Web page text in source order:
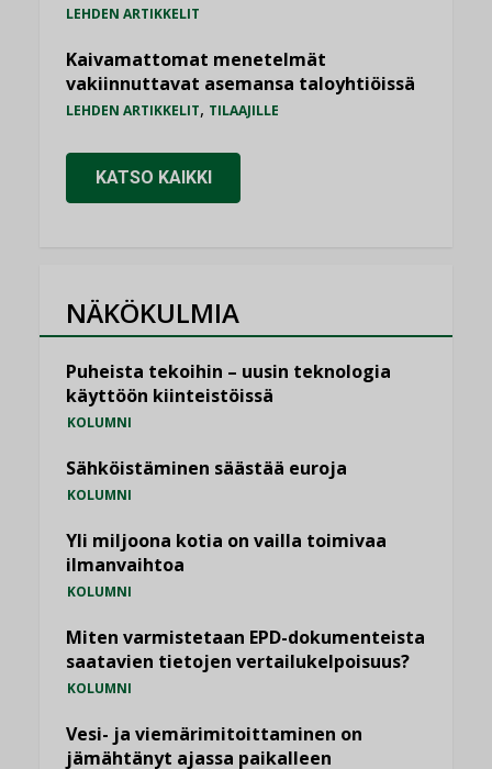
LEHDEN ARTIKKELIT
Kaivamattomat menetelmät
vakiinnuttavat asemansa taloyhtiöissä
LEHDEN ARTIKKELIT, TILAAJILLE
KATSO KAIKKI
NÄKÖKULMIA
Puheista tekoihin – uusin teknologia
käyttöön kiinteistöissä
KOLUMNI
Sähköistäminen säästää euroja
KOLUMNI
Yli miljoona kotia on vailla toimivaa
ilmanvaihtoa
KOLUMNI
Miten varmistetaan EPD-dokumenteista
saatavien tietojen vertailukelpoisuus?
KOLUMNI
Vesi- ja viemärimitoittaminen on
jämähtänyt ajassa paikalleen